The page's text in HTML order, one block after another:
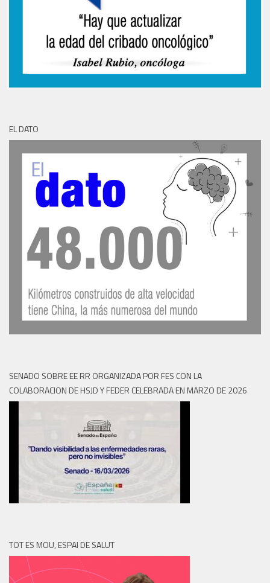
EL DATO
SENADO SOBRE EE RR ORGANIZADA POR FES CON LA
COLABORACION DE HSJD Y FEDER CELEBRADA EN MARZO DE 2026
TOT ES MOU, ESPAI DE SALUT